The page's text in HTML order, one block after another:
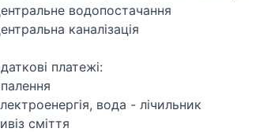
водопостачання
каналізація
платежі:
вода - лічильник
сміття